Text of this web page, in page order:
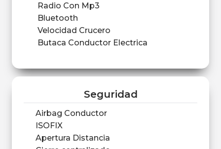
Radio Con Mp3
Bluetooth
Velocidad Crucero
Butaca Conductor Electrica
Seguridad
Airbag Conductor
ISOFIX
Apertura Distancia